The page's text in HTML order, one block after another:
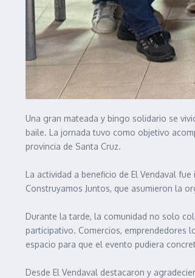
Una gran mateada y bingo solidario se
baile. La jornada tuvo como objetivo
provincia de Santa Cruz.
La actividad a beneficio de El Vendaval
Construyamos Juntos, que asumieron la
Durante la tarde, la comunidad no solo
participativo. Comercios, emprendedores
espacio para que el evento pudiera
Desde El Vendaval destacaron y